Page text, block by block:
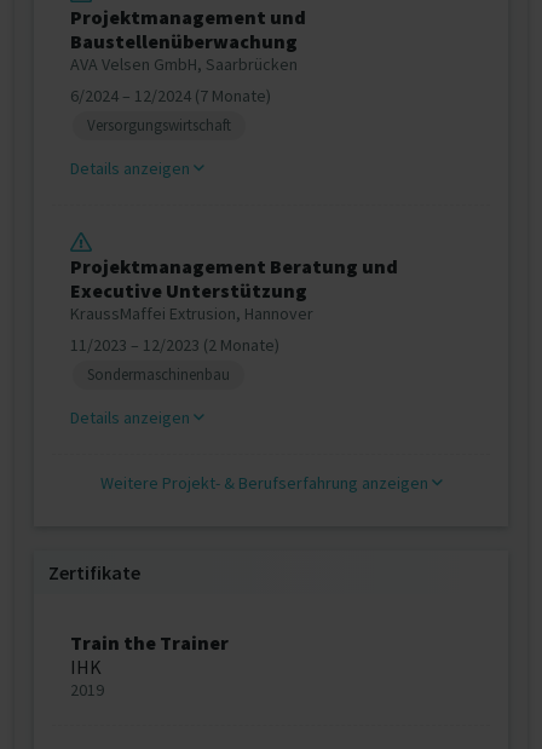
Projektmanagement und
Baustellenüberwachung
AVA Velsen GmbH, Saarbrücken
6/2024 – 12/2024 (7 Monate)
Versorgungswirtschaft
Details anzeigen
Projektmanagement Beratung und
Executive Unterstützung
KraussMaffei Extrusion, Hannover
11/2023 – 12/2023 (2 Monate)
Sondermaschinenbau
Details anzeigen
Weitere Projekt‐ & Berufserfahrung anzeigen
Zertifikate
Train the Trainer
IHK
2019